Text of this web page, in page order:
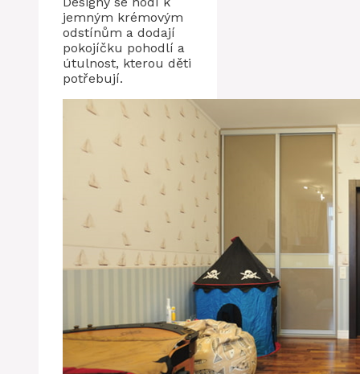
jemným krémovým
odstínům a dodají
pokojíčku pohodlí a
útulnost, kterou děti
potřebují.